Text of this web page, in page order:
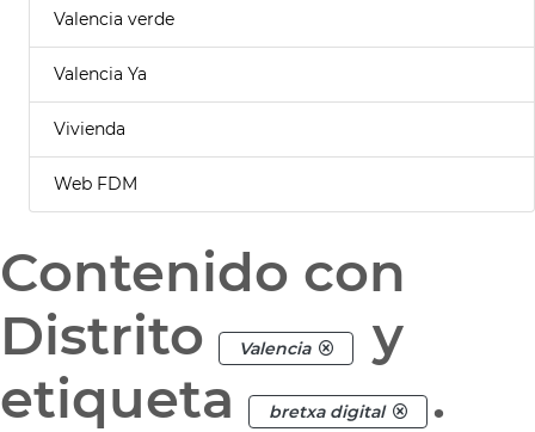
Valencia verde
Valencia Ya
Vivienda
Web FDM
Contenido con
Distrito
Valencia
y
etiqueta
bretxa digital .